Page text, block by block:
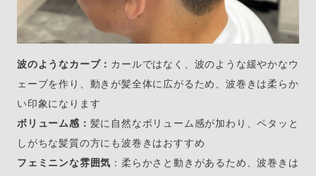
波のようなカーブ： カールではなく、波のような緩やかなウ
ェーブを作り、動きが髪全体に広がるため、波巻きは柔らか
い印象になります
ボリューム感： 髪に自然なボリューム感が加わり、ペタッと
しがちな髪質の方にも波巻きはおすすめ
フェミニンな雰囲気 ：柔らかさと動きがあるため、波巻きは